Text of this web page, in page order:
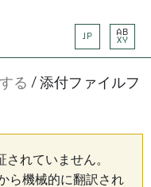
JP
AB
XY
る
添付ファイルフ
れていません。
ら機械的に翻訳され